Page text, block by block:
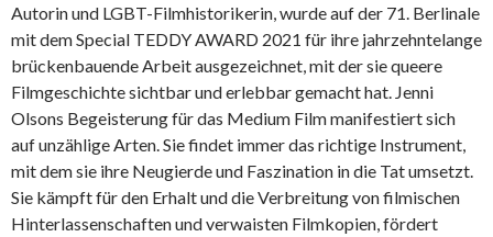
Autorin und LGBT-Filmhistorikerin, wurde auf der 71. Berlinale
mit dem Special TEDDY AWARD 2021 für ihre jahrzehntelange
brückenbauende Arbeit ausgezeichnet, mit der sie queere
Filmgeschichte sichtbar und erlebbar gemacht hat. Jenni
Olsons Begeisterung für das Medium Film manifestiert sich
auf unzählige Arten. Sie findet immer das richtige Instrument,
mit dem sie ihre Neugierde und Faszination in die Tat umsetzt.
Sie kämpft für den Erhalt und die Verbreitung von filmischen
Hinterlassenschaften und verwaisten Filmkopien, fördert